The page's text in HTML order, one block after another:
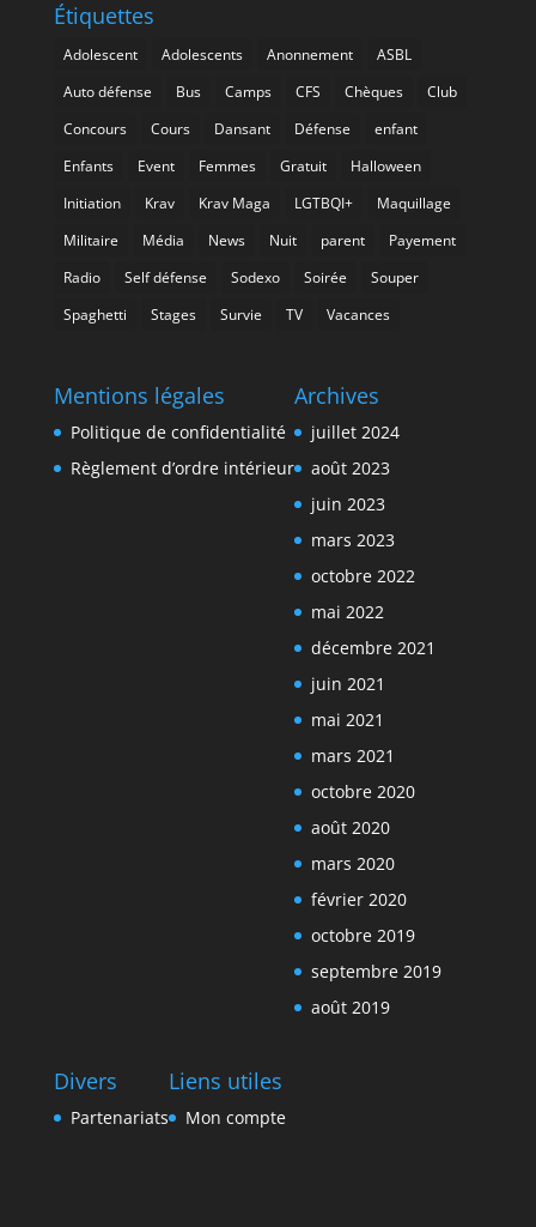
Étiquettes
Adolescent Adolescents Anonnement
ASBL
Auto défense
Bus Camps CFS Chèques
Club
Concours
Cours Dansant Défense
enfant
Enfants
Event Femmes Gratuit
Halloween
Initiation
Krav Krav Maga LGTBQI+
Maquillage
Militaire
Média News Nuit parent
Payement
Radio
Self défense Sodexo Soirée
Souper
Spaghetti
Stages Survie TV Vacances
Mentions légales
Politique de confidentialité
Règlement d’ordre intérieur
Archives
juillet 2024
août 2023
juin 2023
mars 2023
octobre 2022
mai 2022
décembre 2021
juin 2021
mai 2021
mars 2021
octobre 2020
août 2020
mars 2020
février 2020
octobre 2019
septembre 2019
août 2019
Divers
Partenariats
Liens utiles
Mon compte